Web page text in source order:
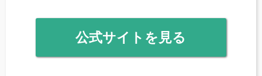
公式サイトを見る